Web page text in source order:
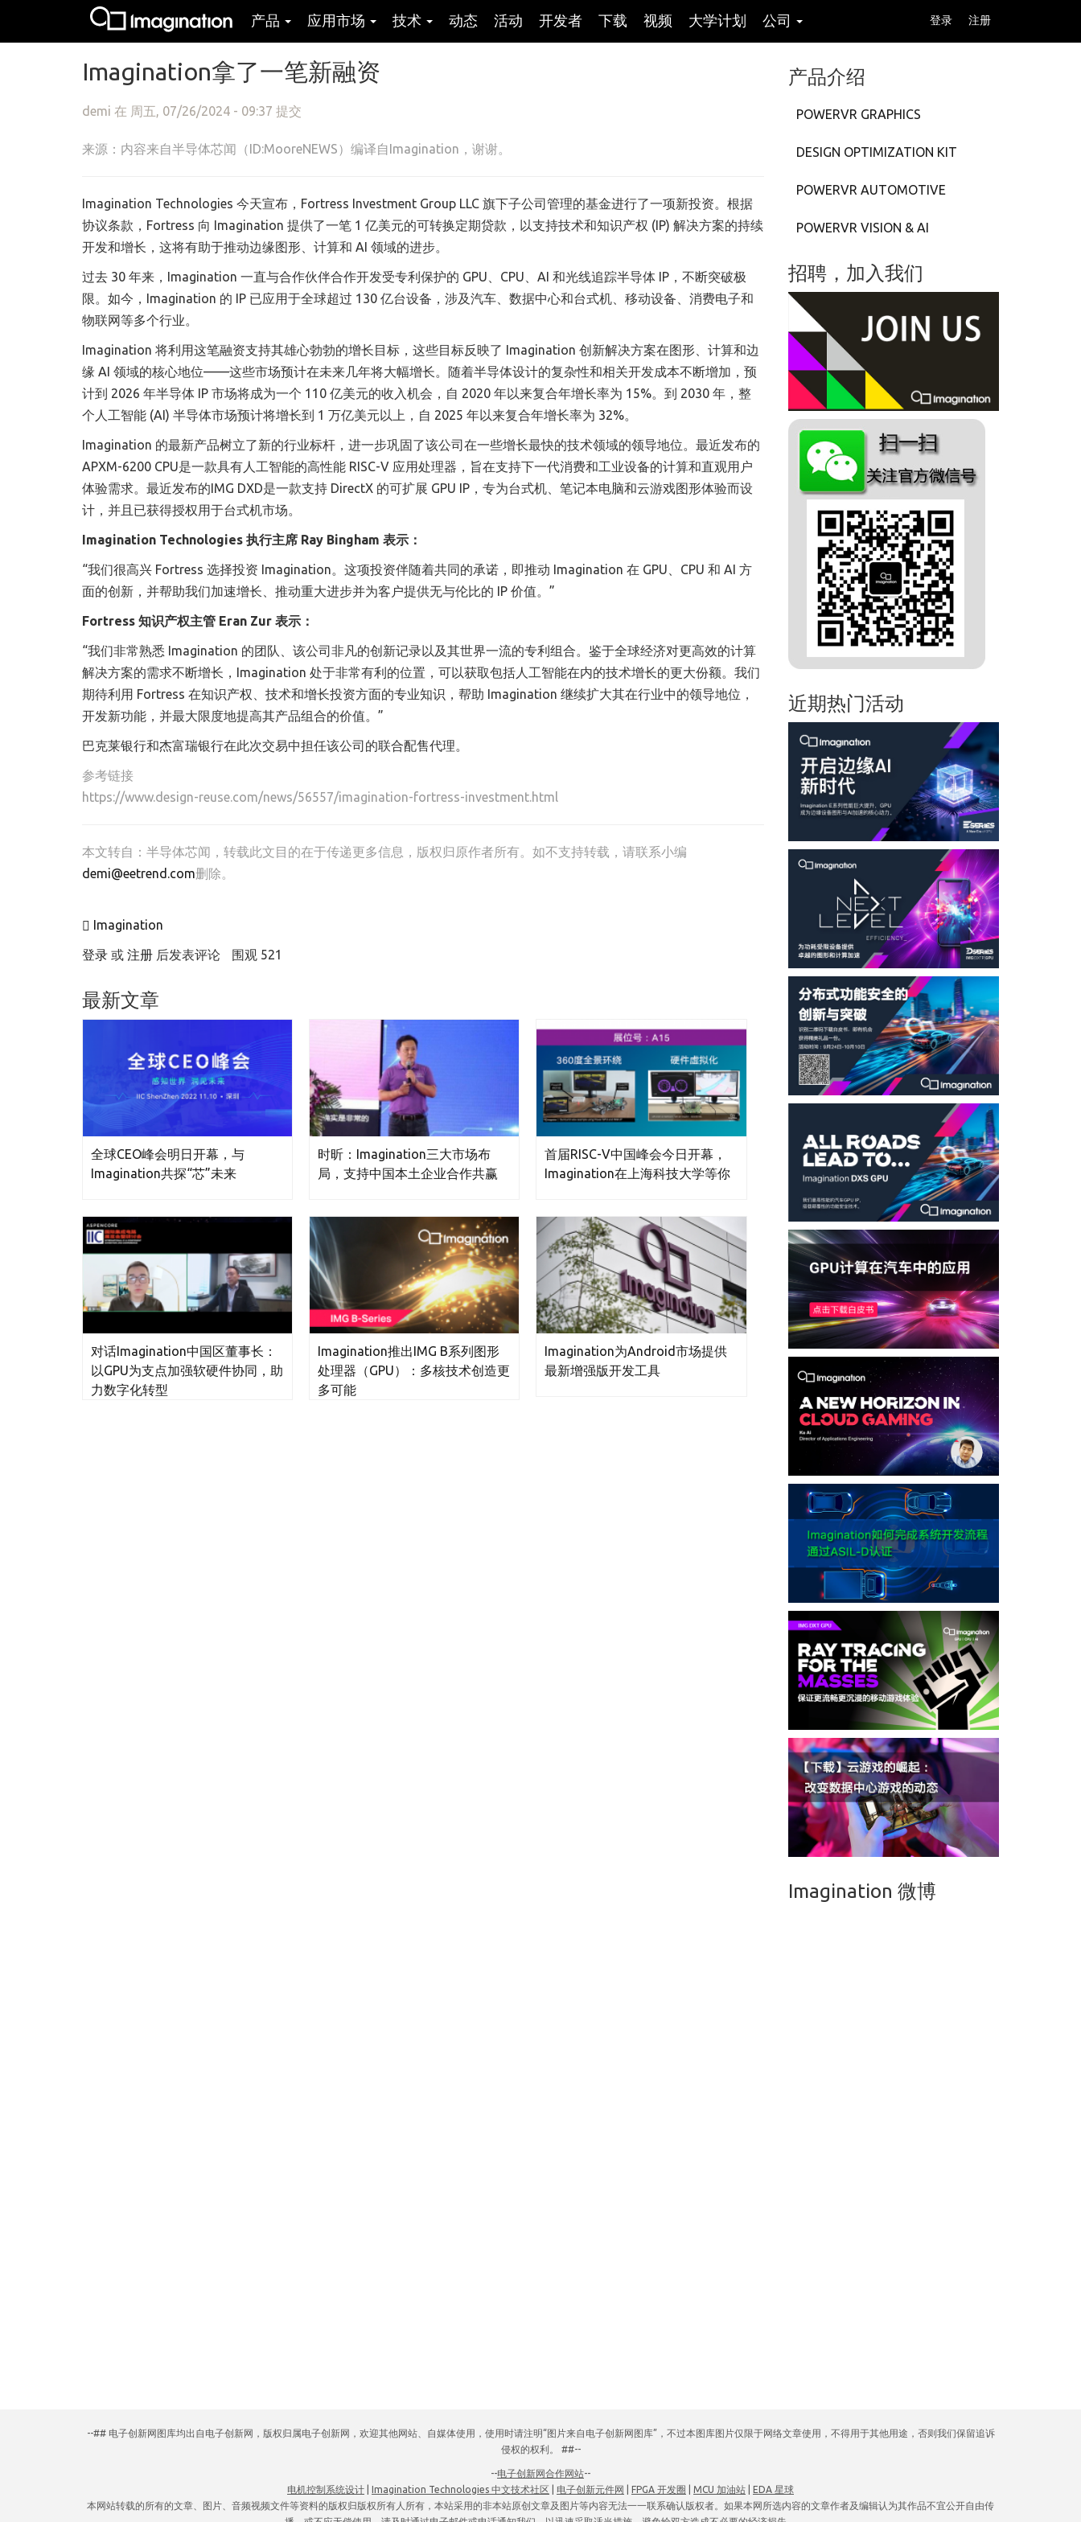
产品 应用市场 技术 动态 活动 开发者 下载 视频 大学计划 公司 登录 注册
Imagination拿了一笔新融资
demi 在 周五, 07/26/2024 - 09:37 提交
来源：内容来自半导体芯闻（ID:MooreNEWS）编译自Imagination，谢谢。
Imagination Technologies 今天宣布，Fortress Investment Group LLC 旗下子公司管理的基金进行了一项新投资。根据
协议条款，Fortress 向 Imagination 提供了一笔 1 亿美元的可转换定期贷款，以支持技术和知识产权 (IP) 解决方案的持续
开发和增长，这将有助于推动边缘图形、计算和 AI 领域的进步。
过去 30 年来，Imagination 一直与合作伙伴合作开发受专利保护的 GPU、CPU、AI 和光线追踪半导体 IP，不断突破极
限。如今，Imagination 的 IP 已应用于全球超过 130 亿台设备，涉及汽车、数据中心和台式机、移动设备、消费电子和
物联网等多个行业。
Imagination 将利用这笔融资支持其雄心勃勃的增长目标，这些目标反映了 Imagination 创新解决方案在图形、计算和边
缘 AI 领域的核心地位——这些市场预计在未来几年将大幅增长。随着半导体设计的复杂性和相关开发成本不断增加，预
计到 2026 年半导体 IP 市场将成为一个 110 亿美元的收入机会，自 2020 年以来复合年增长率为 15%。到 2030 年，整
个人工智能 (AI) 半导体市场预计将增长到 1 万亿美元以上，自 2025 年以来复合年增长率为 32%。
Imagination 的最新产品树立了新的行业标杆，进一步巩固了该公司在一些增长最快的技术领域的领导地位。最近发布的
APXM-6200 CPU是一款具有人工智能的高性能 RISC-V 应用处理器，旨在支持下一代消费和工业设备的计算和直观用户
体验需求。最近发布的IMG DXD是一款支持 DirectX 的可扩展 GPU IP，专为台式机、笔记本电脑和云游戏图形体验而设
计，并且已获得授权用于台式机市场。
Imagination Technologies 执行主席 Ray Bingham 表示：
“我们很高兴 Fortress 选择投资 Imagination。这项投资伴随着共同的承诺，即推动 Imagination 在 GPU、CPU 和 AI 方
面的创新，并帮助我们加速增长、推动重大进步并为客户提供无与伦比的 IP 价值。”
Fortress 知识产权主管 Eran Zur 表示：
“我们非常熟悉 Imagination 的团队、该公司非凡的创新记录以及其世界一流的专利组合。鉴于全球经济对更高效的计算
解决方案的需求不断增长，Imagination 处于非常有利的位置，可以获取包括人工智能在内的技术增长的更大份额。我们
期待利用 Fortress 在知识产权、技术和增长投资方面的专业知识，帮助 Imagination 继续扩大其在行业中的领导地位，
开发新功能，并最大限度地提高其产品组合的价值。”
巴克莱银行和杰富瑞银行在此次交易中担任该公司的联合配售代理。
参考链接
https://www.design-reuse.com/news/56557/imagination-fortress-investment.html
本文转自： 半导体芯闻 ，转载此文目的在于传递更多信息，版权归原作者所有。如不支持转载，请联系小编
demi@eetrend.com删除。
Imagination
登录 或 注册 后发表评论 围观 521
最新文章
全球CEO峰会明日开幕，与
Imagination共探“芯”未来
时昕：Imagination三大市场布
局，支持中国本土企业合作共赢
首届RISC-V中国峰会今日开幕，
Imagination在上海科技大学等你
对话Imagination中国区董事长：
以GPU为支点加强软硬件协同，助
力数字化转型
Imagination推出IMG B系列图形
处理器（GPU）：多核技术创造更
多可能
Imagination为Android市场提供
最新增强版开发工具
产品介绍
POWERVR GRAPHICS
DESIGN OPTIMIZATION KIT
POWERVR AUTOMOTIVE
POWERVR VISION & AI
招聘，加入我们
近期热门活动
Imagination 微博
--## 电子创新网图库均出自电子创新网，版权归属电子创新网，欢迎其他网站、自媒体使用，使用时请注明“图片来自电子创新网图库”，不过本图库图片仅限于网络文章使用，不得用于其他用途，否则我们保留追诉
侵权的权利。 ##--
--电子创新网合作网站--
电机控制系统设计
Imagination Technologies 中文技术社区 电子创新元件网 FPGA 开发圈 MCU 加油站
EDA 星球
本网站转载的所有的文章、图片、音频视频文件等资料的版权归版权所有人所有，本站采用的非本站原创文章及图片等内容无法一一联系确认版权者。如果本网所选内容的文章作者及编辑认为其作品不宜公开自由传